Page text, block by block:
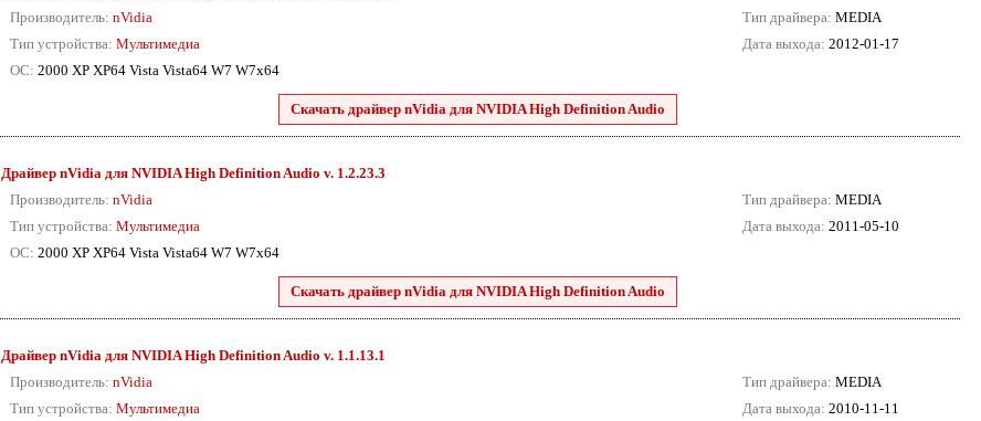
Производитель: nVidia
Тип устройства: Мультимедиа
ОС: 2000 XP XP64 Vista Vista64 W7 W7x64
Тип драйвера: MEDIA
Дата выхода: 2012-01-17
Скачать драйвер nVidia для NVIDIA High Definition Audio
Драйвер nVidia для NVIDIA High Definition Audio v. 1.2.23.3
Производитель: nVidia
Тип устройства: Мультимедиа
ОС: 2000 XP XP64 Vista Vista64 W7 W7x64
Тип драйвера: MEDIA
Дата выхода: 2011-05-10
Скачать драйвер nVidia для NVIDIA High Definition Audio
Драйвер nVidia для NVIDIA High Definition Audio v. 1.1.13.1
Производитель: nVidia
Тип устройства: Мультимедиа
Тип драйвера: MEDIA
Дата выхода: 2010-11-11